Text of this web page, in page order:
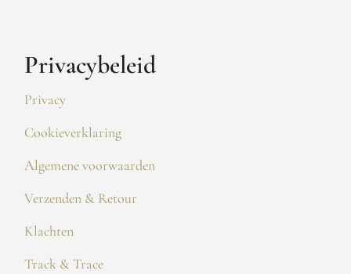
Privacybeleid
Privacy
Cookieverklaring
Algemene voorwaarden
Verzenden & Retour
Klachten
Track & Trace